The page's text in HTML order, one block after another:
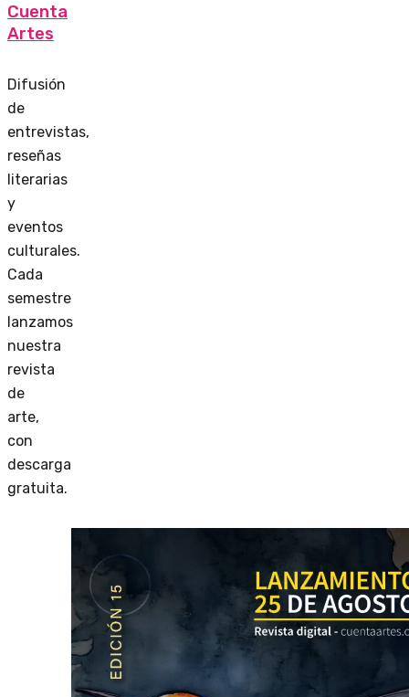
Cuenta
Artes
Difusión
de
entrevistas,
reseñas
literarias
y
eventos
culturales.
Cada
semestre
lanzamos
nuestra
revista
de
arte,
con
descarga
gratuita.